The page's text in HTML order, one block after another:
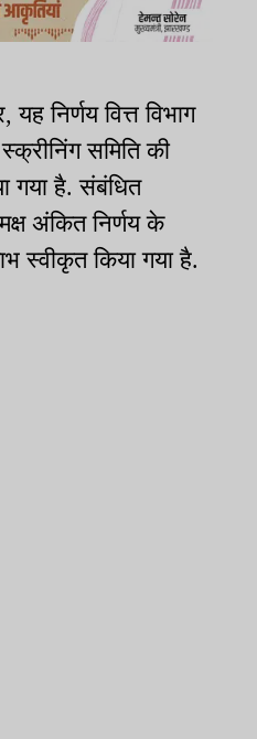
निर्णय वित्त विभाग
समिति की
गया है. संबंधित
अंकित निर्णय के
स्वीकृत किया गया है.